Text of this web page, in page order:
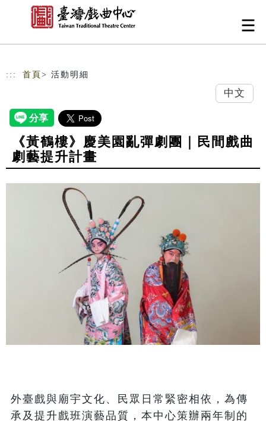
跳到主要內容
網站導覽
::: 首頁 > 活動明細
中文
《黃鶴樓》慶美園亂彈劇團｜民間戲曲
劇藝提升計畫
外臺戲與廟宇文化、民眾日常緊密相依，為傳
承及提升戲班演藝品質，本中心策辦兩年制的